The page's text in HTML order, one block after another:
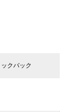
クバック